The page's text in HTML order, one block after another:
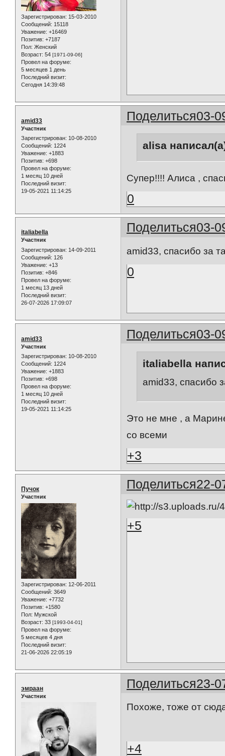
Зарегистрирован: 15-03-2010
Сообщений: 15118
Уважение: +16469
Позитив: +7187
Пол: Женский
Возраст: 54 [1971-09-06]
Провел на форуме:
5 месяцев 1 день
Последний визит:
Сегодня 14:39:48
Поделиться03-
amid33
Участник
Зарегистрирован: 10-08-2010
Сообщений: 1224
Уважение: +1883
Позитив: +698
Провел на форуме:
1 месяц 10 дней
Последний визит:
19-05-2021 11:14:25
alisa
Супер!!!! Алиса ,
0
Поделиться03-
italiabella
Участник
Зарегистрирован: 14-09-2011
Сообщений: 126
Уважение: +13
Позитив: +846
Провел на форуме:
1 месяц 13 дней
Последний визит:
26-07-2026 17:09:07
amid33, спасибо за
0
Поделиться03-
amid33
Участник
Зарегистрирован: 10-08-2010
Сообщений: 1224
Уважение: +1883
Позитив: +698
Провел на форуме:
1 месяц 10 дней
Последний визит:
19-05-2021 11:14:25
italiabella
amid33, спасибо
Это не мне , а
со всеми
+3
Поделиться22-
Пучок
Участник
Зарегистрирован: 12-06-2011
Сообщений: 3649
Уважение: +7732
Позитив: +1580
Пол: Мужской
Возраст: 33 [1993-04-01]
Провел на форуме:
5 месяцев 4 дня
Последний визит:
21-06-2026 22:05:19
+5
Поделиться23-
эмраан
Участник
Похоже, тоже от
+4